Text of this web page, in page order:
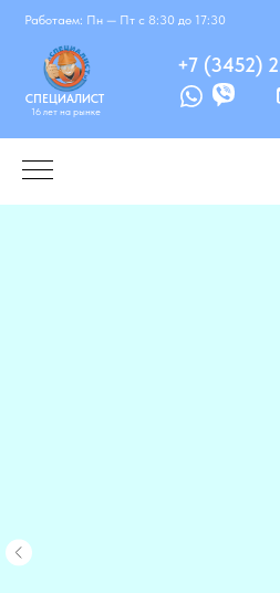
Работаем: Пн — Пт с 8:30 до 17:30
Работаем: Понедельник — Пятница с 8:30
до 17:30
16 лет на рынке
СПЕЦИАЛИСТ
+7 (3452)